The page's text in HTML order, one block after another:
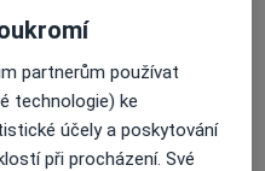
partnerům používat
technologie) ke
účely a poskytování
při procházení. Své